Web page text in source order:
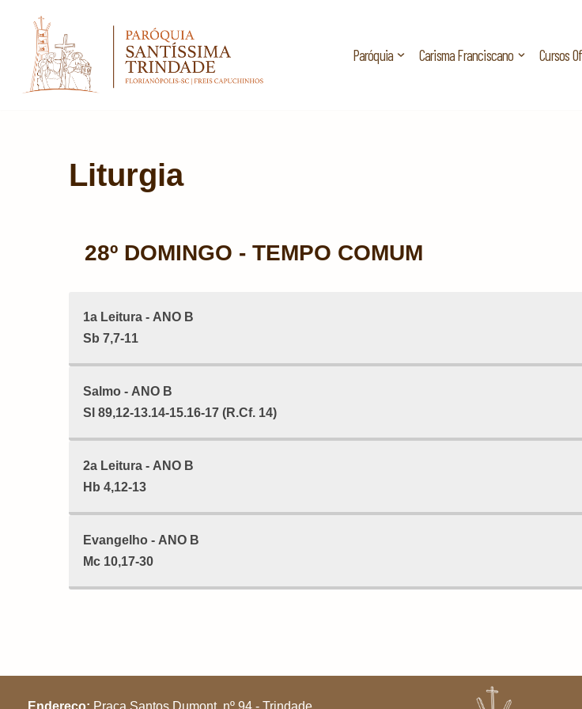
Pular
para
Paróquia Carisma Franciscano Cursos
Liturgia
28º DOMINGO - TEMPO COMUM
1a Leitura - ANO B
Sb 7,7-11
Salmo - ANO B
Sl 89,12-13.14-15.16-17 (R.Cf. 14)
2a Leitura - ANO B
Hb 4,12-13
Evangelho - ANO B
Mc 10,17-30
Endereço: Praça Santos Dumont, nº 94 - Trindade